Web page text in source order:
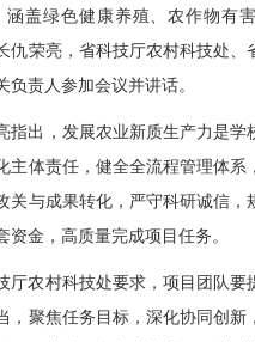
涵盖绿色健康养殖、农作物有
仇荣亮，省科技厅农村科技处、
负责人参加会议并讲话。
指出，发展农业新质生产力是学
主体责任，健全全流程管理体系
关与成果转化，严守科研诚信，
资金，高质量完成项目任务。
厅农村科技处要求，项目团队要
，聚焦任务目标，深化协同创新